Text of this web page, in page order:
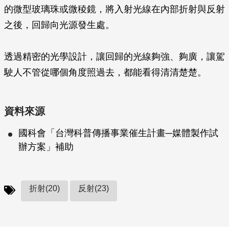
的微型玻璃珠或微稜鏡，將入射光線在內部折射與反射
之後，回歸向光源發生處。
透過精密的光學設計，讓回歸的光線夠強、夠廣，讓駕
駛人不管從哪個角度照過去，都能看得清清楚楚。
資料來源
國科會「台灣科普傳播事業催生計畫─媒體製作試
辦方案」補助
折射(20) 反射(23)